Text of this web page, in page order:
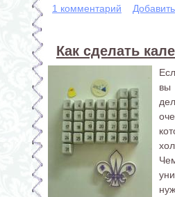
1 комментарий
Как сделать
вы